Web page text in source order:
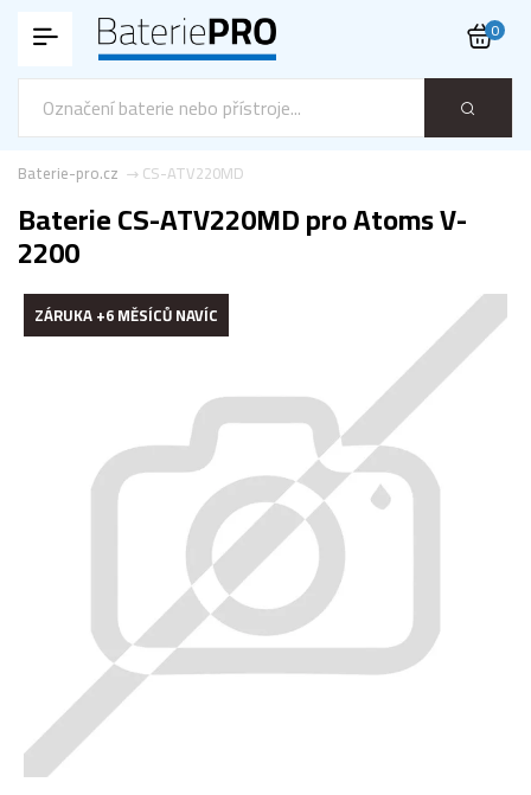
0
CS-ATV220MD
Baterie-pro.cz
Baterie CS-ATV220MD pro Atoms V-
2200
ZÁRUKA +6 MĚSÍCŮ NAVÍC